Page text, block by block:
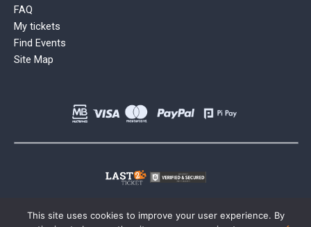
FAQ
My tickets
Find Events
Site Map
This site uses cookies to improve your user experience. By